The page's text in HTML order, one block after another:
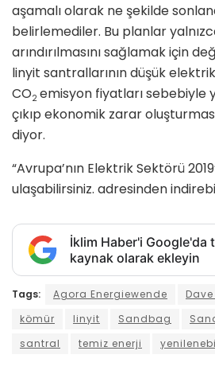
aşamalı olarak ne şekilde
belirlemediler. Bu planlar
arındırılmasını sağlamak için
linyit santrallarının düşük
CO2 emisyon fiyatları sebebiyle
çıkıp ekonomik zarar
diyor.
“Avrupa’nın Elektrik Sektörü
ulaşabilirsiniz. adresinden
İklim Haber'i Google'da
kaynak olarak ekleyin
Tags: Agora Energiewende
kömür
linyit Sandbag
santral
temiz enerji